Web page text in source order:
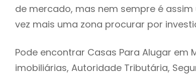
de mercado, mas nem sempre é
vez mais uma zona procurar por
Pode encontrar Casas Para Alugar em
imobiliárias, Autoridade Tributária,